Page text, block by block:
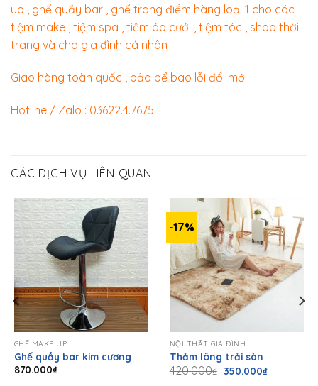
up , ghế quầy bar , ghế trang điểm hàng loại 1 cho các
tiệm make , tiệm spa , tiệm áo cưới , tiệm tóc , shop thời
trang và cho gia đình cá nhân
Giao hàng toàn quốc , bảo bể bao lỗi đổi mới
Hotline / Zalo : 03622.4.7675
CÁC DỊCH VỤ LIÊN QUAN
GHẾ MAKE UP
Ghế quầy bar kim cương
870.000₫
-17%
NỘI THẤT GIA ĐÌNH
Thảm lông trải sàn
420.000₫ Giá
gốc
350.000₫Giá
hiện